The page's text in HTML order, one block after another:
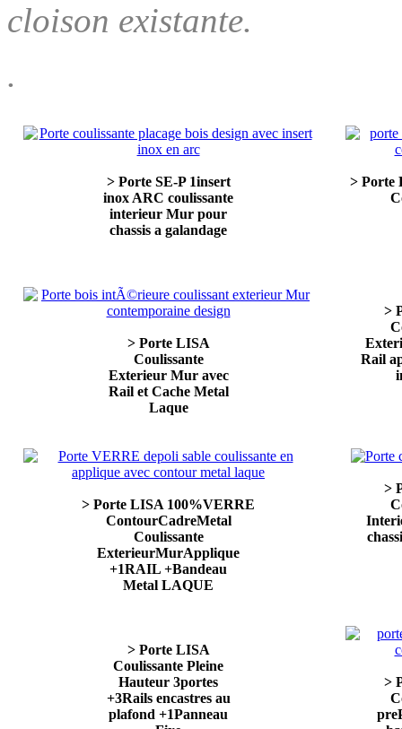
cloison existante.
.
> Porte SE-P 1insert
inox ARC coulissante
interieur Mur pour
chassis a galandage
> Porte
> Porte LISA
Coulissante
Exterieur Mur avec
Rail et Cache Metal
Laque
>
Rail
> Porte LISA 100%VERRE
ContourCadreMetal
Coulissante
ExterieurMurApplique
+1RAIL +Bandeau
Metal LAQUE
>
> Porte LISA
Coulissante Pleine
Hauteur 3portes
+3Rails encastres au
plafond +1Panneau
>